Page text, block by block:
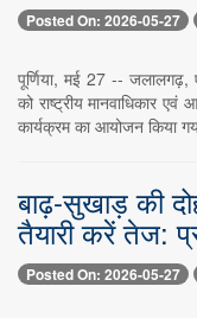
Posted On: 2026-05-27
पूर्णिया, मई 27 -- जलालगढ़,
को राष्ट्रीय मानवाधिकार
कार्यक्रम का आयोजन किया
बाढ़-सुखाड़ की
तैयारी करें तेज:
Posted On: 2026-05-27